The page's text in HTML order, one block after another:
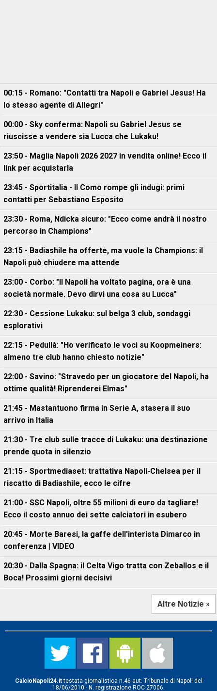
00:15 - Romano: "Contatti tra Napoli e Gabriel Jesus! Ha
lo stesso agente di Allegri"
00:00 - Sky conferma: Napoli su Gabriel Jesus se
riuscisse a vendere sia Lucca che Lukaku!
23:50 - Maglia Napoli 2026 2027 in vendita online! Ecco il
link per acquistarla
23:45 - Sportitalia - Il Como rompe gli indugi: primi
contatti per Sebastiano Esposito
23:30 - Roma, Ndicka sicuro: "Ecco come andrà il nostro
percorso in Champions"
23:15 - Badiashile ha offerte, ma vuole la Champions: il
Napoli può chiudere ma attende
23:00 - Corbo: "Il Napoli ha voltato pagina, ora è una
società normale. Devo dirvi una cosa su Lucca"
22:30 - Cessione Lukaku: sul belga 3 club, sondaggi
esplorativi
22:15 - Pedullà: "Ho verificato le voci su Koopmeiners:
almeno tre club hanno chiesto notizie"
22:00 - Savino: "Stravedo per un giocatore del Napoli, ha
ottime qualità! Riprenderei Elmas"
21:45 - Mastantuono firma in Serie A, stasera il suo
arrivo in Italia
21:30 - Tre club sulle tracce di Lukaku: una destinazione
prende quota in silenzio
21:15 - Sportmediaset: trattativa Napoli-Chelsea per il
riscatto di Badiashile, ecco le cifre
21:00 - SSC Napoli, oltre 55 milioni di euro da tagliare!
Ecco il costo annuo dei sette calciatori in esubero
20:45 - Morte Baresi, la gaffe dell'interista Dimarco in
conferenza | VIDEO
20:30 - Dalla Spagna: il Celta Vigo tratta con Zeballos e il
Boca! Prossimi giorni decisivi
Altre Notizie »
CalcioNapoli24.ittestata giornalistica n.46 aut. Tribunale di Napoli del
18/06/2010 - N. registrazione ROC-27006.